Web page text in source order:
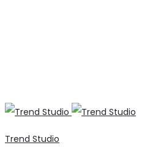
Trend Studio